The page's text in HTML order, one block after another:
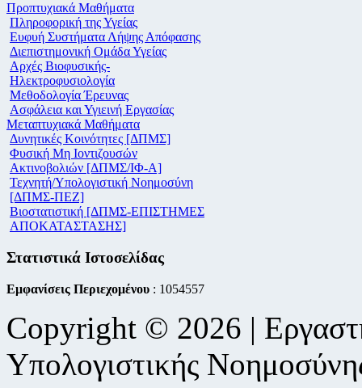
Προπτυχιακά Μαθήματα
Πληροφορική της Υγείας
Ευφυή Συστήματα Λήψης Απόφασης
Διεπιστημονική Ομάδα Υγείας
Αρχές Βιοφυσικής-
Ηλεκτροφυσιολογία
Μεθοδολογία Έρευνας
Ασφάλεια και Υγιεινή Εργασίας
Μεταπτυχιακά Μαθήματα
Δυνητικές Κοινότητες [ΔΠΜΣ]
Φυσική Μη Ιοντιζουσών
Ακτινοβολιών [ΔΠΜΣ/ΙΦ-Α]
Τεχνητή/Υπολογιστική Νοημοσύνη
[ΔΠΜΣ-ΠΕΖ]
Βιοστατιστική [ΔΠΜΣ-ΕΠΙΣΤΗΜΕΣ
ΑΠΟΚΑΤΑΣΤΑΣΗΣ]
Στατιστικά Ιστοσελίδας
Εμφανίσεις Περιεχομένου : 1054557
Copyright © 2026 |
Υπολογιστικής